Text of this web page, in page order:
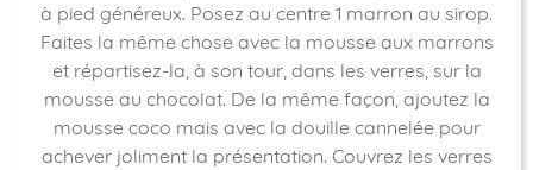
à pied généreux. Posez au centre 1 marron au sirop.
Faites la même chose avec la mousse aux marrons
et répartisez-la, à son tour, dans les verres, sur la
mousse au chocolat. De la même façon, ajoutez la
mousse coco mais avec la douille cannelée pour
achever joliment la présentation. Couvrez les verres